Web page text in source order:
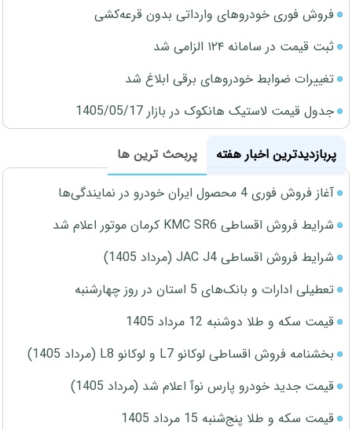
فروش فوری خودروهای وارداتی بدون قرعه‌کشی
ثبت قیمت در سامانه ۱۲۴ الزامی شد
تغییرات ضوابط خودروهای برقی ابلاغ شد
جدول قیمت لاستیک هانکوک در بازار 1405/05/17
پربازدیدترین اخبار هفته
پربحث ترین ها
آغاز فروش فوری 4 محصول ایران خودرو در نمایندگی‌ها
شرایط فروش اقساطی KMC SR6 کرمان موتور اعلام شد
شرایط فروش اقساطی JAC J4 (مرداد 1405)
تعطیلی ادارات و بانک‌های 5 استان در روز چهارشنبه
قیمت سکه و طلا دوشنبه 12 مرداد 1405
بخشنامه فروش اقساطی لوکانو L7 و لوکانو L8 (مرداد 1405)
قیمت جدید خودرو پارس نوآ اعلام شد (مرداد 1405)
قیمت سکه و طلا پنج‌شنبه 15 مرداد 1405